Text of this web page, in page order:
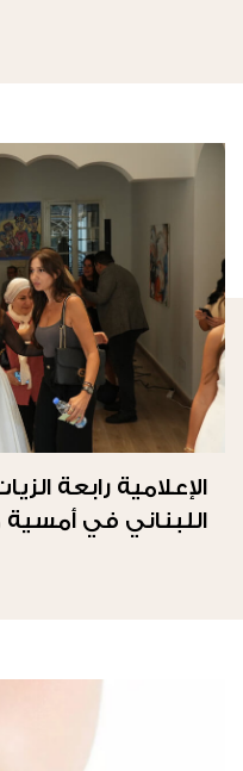
الإعلامية رابعة
اللبناني في أمسية